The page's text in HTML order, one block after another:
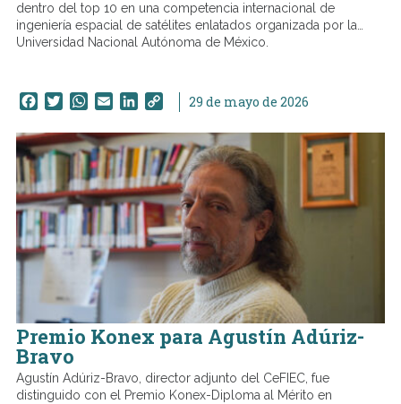
dentro del top 10 en una competencia internacional de
ingeniería espacial de satélites enlatados organizada por la
Universidad Nacional Autónoma de México.
Facebook
TwitterWhatsApp
EmailLinkedIn
Copy29 de mayo de 2026
Premio Konex para Agustín Adúriz-
Bravo
Agustín Adúriz-Bravo, director adjunto del CeFIEC, fue
distinguido con el Premio Konex-Diploma al Mérito en